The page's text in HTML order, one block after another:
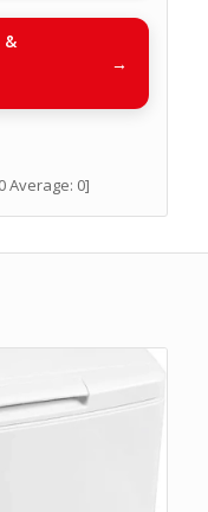
&
0Average: 0]